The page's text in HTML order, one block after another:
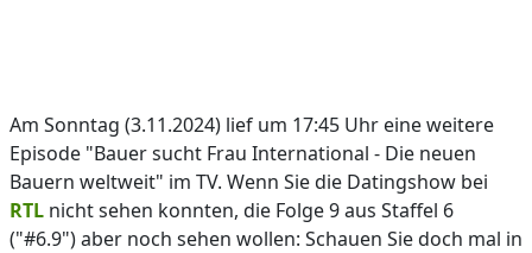
Am Sonntag (3.11.2024) lief um 17:45 Uhr eine weitere
Episode "Bauer sucht Frau International - Die neuen
Bauern weltweit" im TV. Wenn Sie die Datingshow bei
RTL nicht sehen konnten, die Folge 9 aus Staffel 6
("#6.9") aber noch sehen wollen: Schauen Sie doch mal in